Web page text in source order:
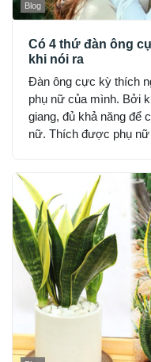
Blog
Có 4 thứ đàn ông
khi nói ra
Đàn ông cực kỳ thích
phụ nữ của mình. Bởi
giang, đủ khả năng để
nữ. Thích được phụ nữ